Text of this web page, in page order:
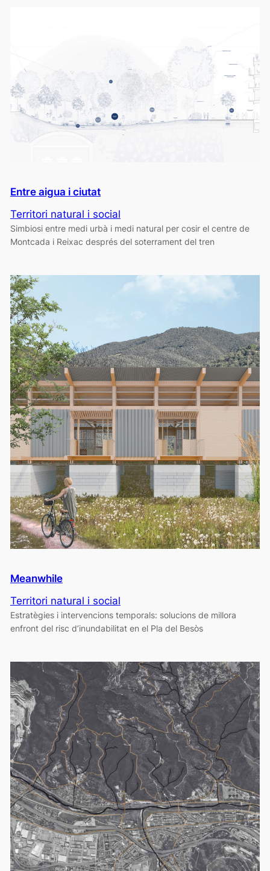
Entre aigua i ciutat
Territori natural i social
Simbiosi entre medi urbà i medi natural per cosir el centre de
Montcada i Reixac després del soterrament del tren
Meanwhile
Territori natural i social
Estratègies i intervencions temporals: solucions de millora
enfront del risc d’inundabilitat en el Pla del Besòs